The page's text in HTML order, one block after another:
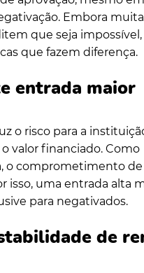
Embora
que seja impossível,
que fazem diferença.
entrada maior
o risco para a
valor financiado. Como
o comprometimento de
isso, uma entrada alta
para negativados.
de